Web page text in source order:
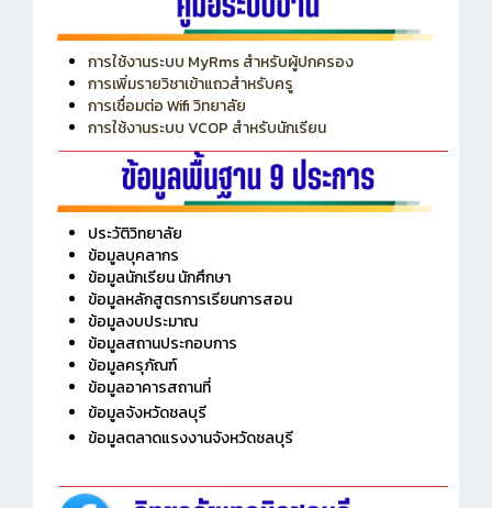
การใช้งานระบบ MyRms สำหรับผู้ปกครอง
การเพิ่มรายวิชาเข้าแถวสำหรับครู
การเชื่อมต่อ Wifi วิทยาลัย
การใช้งานระบบ VCOP สำหรับนักเรียน
ประวัติวิทยาลัย
ข้อมูลบุคลากร
ข้อมูลนักเรียน นักศึกษา
ข้อมูลหลักสูตรการเรียนการสอน
ข้อมูลงบประมาณ
ข้อมูลสถานประกอบการ
ข้อมูลครุภัณฑ์
ข้อมูลอาคารสถานที่
ข้อมูลจังหวัดชลบุรี